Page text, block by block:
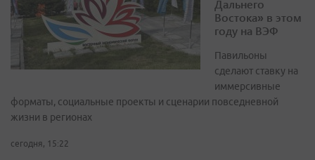
Дальнего
Востока» в этом
году на ВЭФ
Павильоны
сделают ставку на
иммерсивные
форматы, социальные проекты и сценарии повседневной
жизни в регионах
сегодня, 15:22